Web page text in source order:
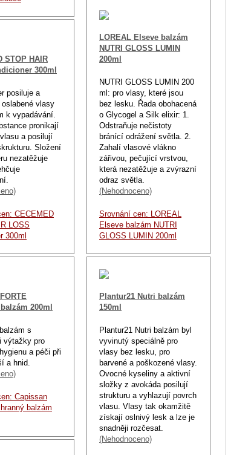
LOREAL Elseve balzám
NUTRI GLOSS LUMIN
200ml
NUTRI GLOSS LUMIN 200
ml: pro vlasy, které jsou
bez lesku. Řada obohacená
o Glycogel a Silk elixir: 1.
Odstraňuje nečistoty
bránící odrážení světla. 2.
Zahalí vlasové vlákno
zářivou, pečující vrstvou,
která nezatěžuje a zvýrazní
odraz světla.
(Nehodnoceno)
Srovnání cen: LOREAL
Elseve balzám NUTRI
GLOSS LUMIN 200ml
STOP HAIR
300ml
posiluje a
oslabené vlasy
k vypadávání.
pronikají
a posilují
Složení
nezatěžuje
CECEMED
LOSS
300ml
200ml
s
výtažky pro
a péči při
a hnid.
Capissan
balzám
Plantur21 Nutri balzám
150ml
Plantur21 Nutri balzám byl
vyvinutý speciálně pro
vlasy bez lesku, pro
barvené a poškozené vlasy.
Ovocné kyseliny a aktivní
složky z avokáda posilují
strukturu a vyhlazují povrch
vlasu. Vlasy tak okamžitě
získají oslnivý lesk a lze je
snadněji rozčesat.
(Nehodnoceno)